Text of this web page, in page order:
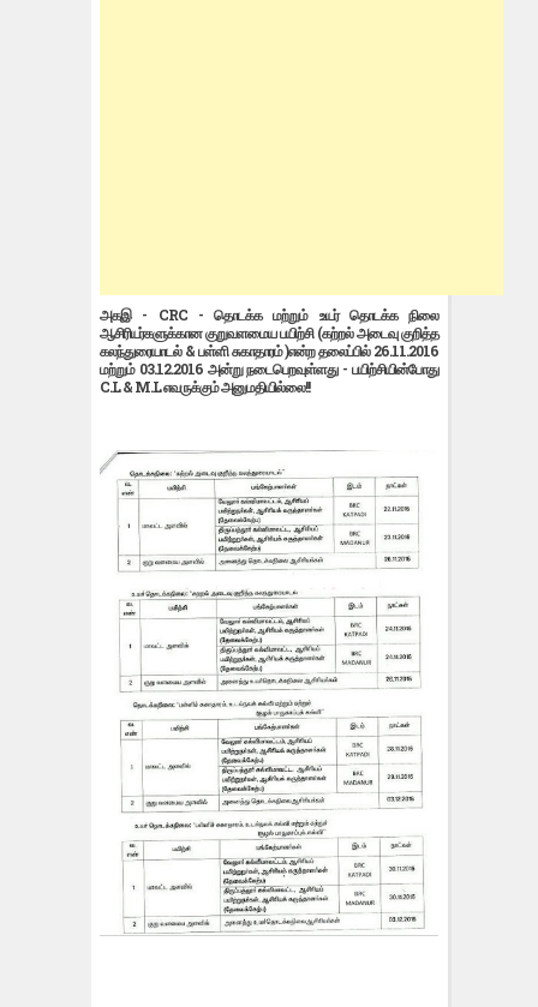
அகஇ - CRC - தொடக்க மற்றும் உயர் தொடக்க நிலை
ஆசிரியர்களுக்கான குறுவளமைய பயிற்சி (கற்றல் அடைவு குறித்த
கலந்துரையாடல் & பள்ளி சுகாதாரம் )என்ற தலைப்பில் 26.11.2016
மற்றும் 03.12.2016 அன்று நடைபெறவுள்ளது - பயிற்சியின்போது
C.L & M.L எவருக்கும் அனுமதியில்லை!!